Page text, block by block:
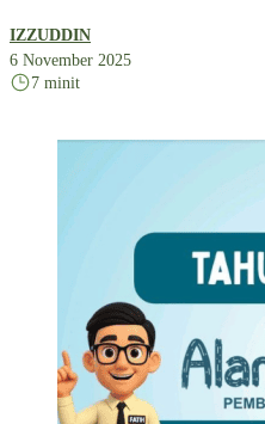
IZZUDDIN
6 November 2025
7 minit